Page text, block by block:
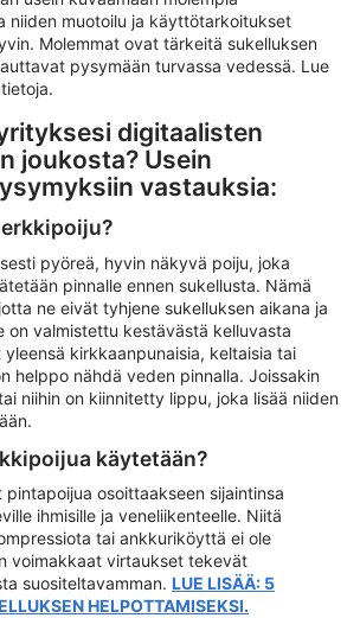
niiden muotoilu ja käyttötarkoitukset
Molemmat ovat tärkeitä sukelluksen
pysymään turvassa vedessä. Lue
digitaalisten
joukosta? Usein
vastauksia:
pyöreä, hyvin näkyvä poiju, joka
pinnalle ennen sukellusta. Nämä
ne eivät tyhjene sukelluksen aikana ja
on valmistettu kestävästä kelluvasta
kirkkaanpunaisia, keltaisia tai
helppo nähdä veden pinnalla. Joissakin
niihin on kiinnitetty lippu, joka lisää niiden
käytetään?
osoittaakseen sijaintinsa
ihmisille ja veneliikenteelle. Niitä
tai ankkuriköyttä ei ole
voimakkaat virtaukset tekevät
suositeltavamman. LUE LISÄÄ: 5
HELPOTTAMISEKSI.